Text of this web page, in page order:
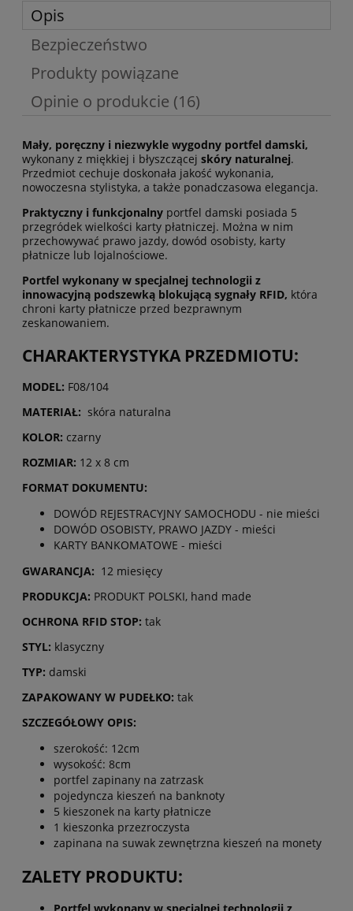
Opis
Bezpieczeństwo
Produkty powiązane
Opinie o produkcie (16)
Mały, poręczny i niezwykle wygodny portfel damski,
wykonany z miękkiej i błyszczącej skóry naturalnej.
Przedmiot cechuje doskonała jakość wykonania,
nowoczesna stylistyka, a także ponadczasowa elegancja.
Praktyczny i funkcjonalny portfel damski posiada 5
przegródek wielkości karty płatniczej. Można w nim
przechowywać prawo jazdy, dowód osobisty, karty
płatnicze lub lojalnościowe.
Portfel wykonany w specjalnej technologii z
innowacyjną podszewką blokującą sygnały RFID, która
chroni karty płatnicze przed bezprawnym
zeskanowaniem.
CHARAKTERYSTYKA PRZEDMIOTU:
MODEL: F08/104
MATERIAŁ: skóra naturalna
KOLOR: czarny
ROZMIAR: 12 x 8 cm
FORMAT DOKUMENTU:
DOWÓD REJESTRACYJNY SAMOCHODU - nie mieści
DOWÓD OSOBISTY, PRAWO JAZDY - mieści
KARTY BANKOMATOWE - mieści
GWARANCJA: 12 miesięcy
PRODUKCJA: PRODUKT POLSKI, hand made
OCHRONA RFID STOP: tak
STYL: klasyczny
TYP: damski
ZAPAKOWANY W PUDEŁKO: tak
SZCZEGÓŁOWY OPIS:
szerokość: 12cm
wysokość: 8cm
portfel zapinany na zatrzask
pojedyncza kieszeń na banknoty
5 kieszonek na karty płatnicze
1 kieszonka przezroczysta
zapinana na suwak zewnętrzna kieszeń na monety
ZALETY PRODUKTU: